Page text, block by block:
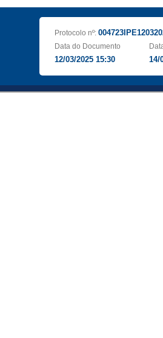
Protocolo nº:
Data do Documento
12/03/2025 15:30 14/